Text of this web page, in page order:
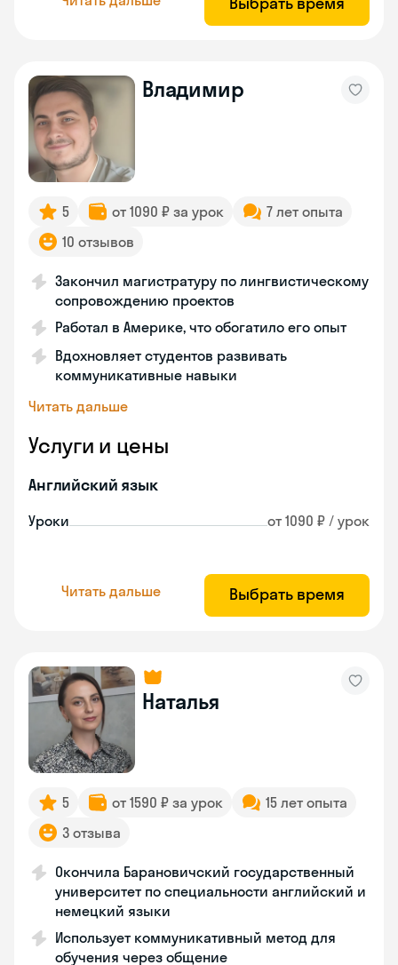
Владимир
5 от 1090 ₽ за урок
7 лет опыта
10 отзывов
Закончил магистратуру по лингвистическому
сопровождению проектов
Работал в Америке, что обогатило его опыт
Вдохновляет студентов развивать
коммуникативные навыки
Читать дальше
Услуги и цены
Английский язык
Уроки от 1090 ₽ / урок
Читать дальше Выбрать время
Наталья
5 от 1590 ₽ за урок
15 лет опыта
3 отзыва
Окончила Барановичский государственный
университет по специальности английский и
немецкий языки
Использует коммуникативный метод для
обучения через общение